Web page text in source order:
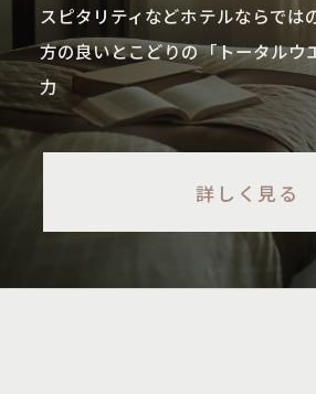
スピタリティなどホテルならでは
方の良いとこどりの「トータルウ
力
詳しく見る